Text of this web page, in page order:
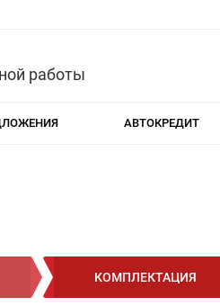
работы
АВТОКРЕДИТ
КОМПЛЕКТАЦИЯ